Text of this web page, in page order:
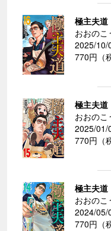
極主夫
おおのこ
2025/10/
770円（
極主夫
おおのこ
2025/01/
770円（
極主夫
おおのこ
2024/05/
770円（